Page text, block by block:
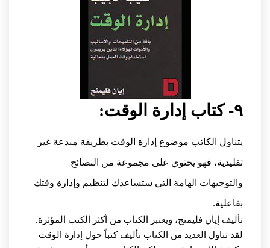
٩- كتاب إدارة الوقت:
يتناول الكاتب موضوع إدارة الوقت بطريقة مبدعة غير
تقليدية، فهو يحتوي على مجموعة من النصائح
والتوجيهات الهامة التي ستساعدك لتنظيم وإدارة وقتك
بفاعلية.
تأليف إيان فليمنج، ويعتبر الكتاب من أكثر الكتب المؤثرة.
لقد تناول العديد من الكتاب تأليف كتباً حول إدارة الوقت